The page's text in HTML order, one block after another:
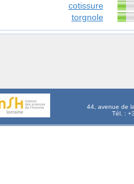
cotissure
torgnole
44, avenue de
Tél. :